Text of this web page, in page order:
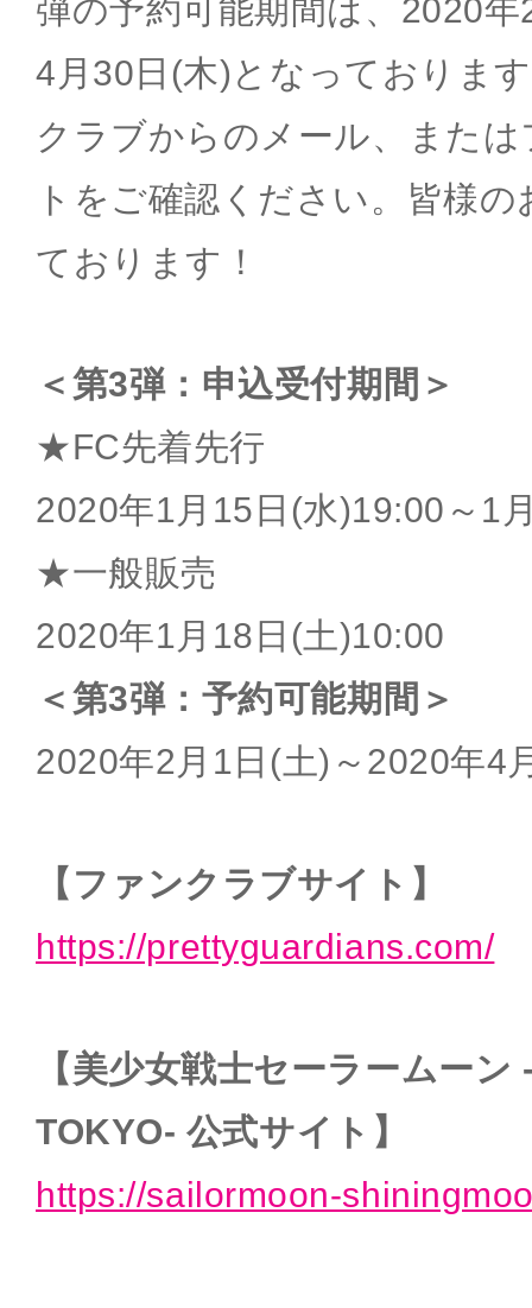
弾の予約可能期間は、2020
4月30日(木)となっておりま
クラブからのメール、また
トをご確認ください。皆様
ております！
＜第3弾：申込受付期間＞
★FC先着先行
2020年1月15日(水)19:00～1
★一般販売
2020年1月18日(土)10:00
＜第3弾：予約可能期間＞
2020年2月1日(土)～2020年4
【ファンクラブサイト】
https://prettyguardians.com/
【美少女戦士セーラームー
TOKYO- 公式サイト】
https://sailormoon-